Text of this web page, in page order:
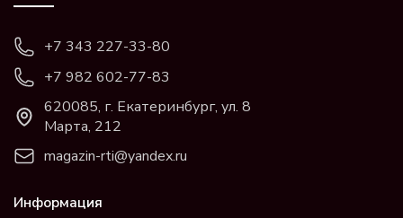
+7 343 227-33-80
+7 982 602-77-83
620085, г. Екатеринбург, ул. 8
Марта, 212
magazin-rti@yandex.ru
Информация